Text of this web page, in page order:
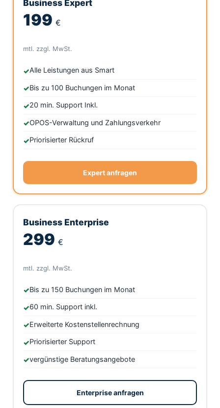
Business Expert
199€
mtl. zzgl. MwSt.
Alle Leistungen aus Smart
Bis zu 100 Buchungen im Monat
20 min. Support Inkl.
OPOS-Verwaltung und Zahlungsverkehr
Priorisierter Rückruf
Expert anfragen
Business Enterprise
299€
mtl. zzgl. MwSt.
Bis zu 150 Buchungen im Monat
60 min. Support inkl.
Erweiterte Kostenstellenrechnung
Priorisierter Support
vergünstige Beratungsangebote
Enterprise anfragen